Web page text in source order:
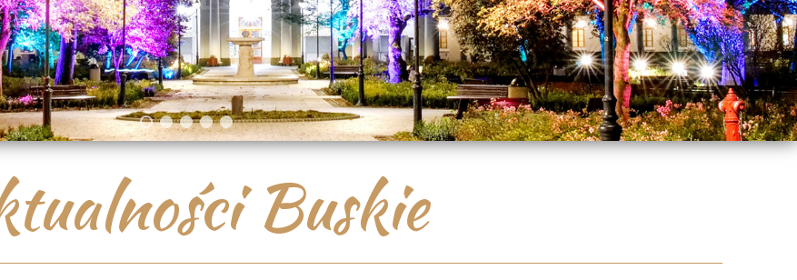
Buskie